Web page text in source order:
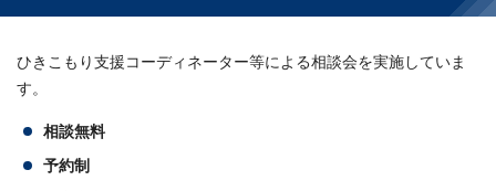
ひきこもり支援コーディネーター等による相談会を実施していま
す。
相談無料
予約制